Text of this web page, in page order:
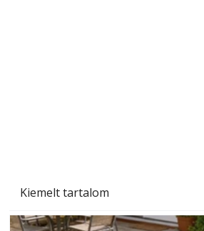
Kiemelt tartalom